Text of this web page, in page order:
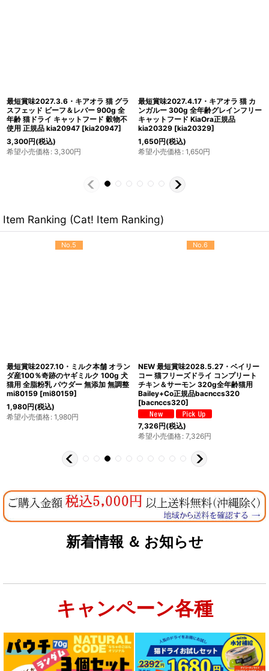
最短賞味2027.4.17・キアオラ カンガ
ルー 800g 全年齢犬用ドライ グレイ
ンフリー ドッグフードKiaOra正規品
kia20985 [ kia20985 ]
3,850円(税込)
希望小売価格: 3,850円
最短賞味2027.4.16・キアオラ 猫 ビ
ーフ＆レバー 2.7kg 全年齢猫用ドラ
イ キャットフード正規品kia20749
[kia20749 ]
8,470円(税込)
希望小売価格: 8,470円
Item Ranking (Cat! Item Ranking)
No.5
最短賞味2027.10・ミルク本舗 オラン
ダ産100％奇跡のヤギミルク 100g 犬
猫用 全脂粉乳 パウダー 無添加 無調整
mi80159 [mi80159]
1,980円(税込)
希望小売価格: 1,980円
No.6
NEW 最短賞味2028.5.27・ベイリー
コー 猫フリーズドライ コンプリート
チキン＆サーモン 320g全年齢猫用
Bailey+Co正規品bacnccs320
[bacnccs320]
7,326円(税込)
希望小売価格: 7,326円
新着情報 ＆ お知らせ
キャンペーン各種